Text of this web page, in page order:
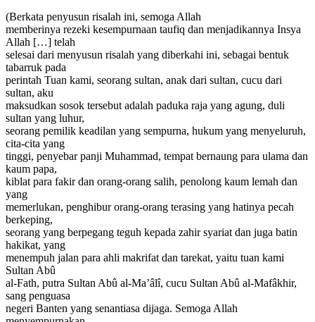
(Berkata penyusun risalah ini, semoga Allah
memberinya rezeki kesempurnaan taufiq dan menjadikannya Insya
Allah […] telah
selesai dari menyusun risalah yang diberkahi ini, sebagai bentuk
tabarruk pada
perintah Tuan kami, seorang sultan, anak dari sultan, cucu dari
sultan, aku
maksudkan sosok tersebut adalah paduka raja yang agung, duli
sultan yang luhur,
seorang pemilik keadilan yang sempurna, hukum yang menyeluruh,
cita-cita yang
tinggi, penyebar panji Muhammad, tempat bernaung para ulama dan
kaum papa,
kiblat para fakir dan orang-orang salih, penolong kaum lemah dan
yang
memerlukan, penghibur orang-orang terasing yang hatinya pecah
berkeping,
seorang yang berpegang teguh kepada zahir syariat dan juga batin
hakikat, yang
menempuh jalan para ahli makrifat dan tarekat, yaitu tuan kami
Sultan Abû
al-Fath, putra Sultan Abû al-Ma’âlî, cucu Sultan Abû al-Mafâkhir,
sang penguasa
negeri Banten yang senantiasa dijaga. Semoga Allah